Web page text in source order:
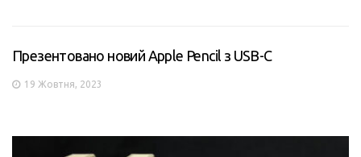
Презентовано новий Apple Pencil з USB-C
19 Жовтня, 2023